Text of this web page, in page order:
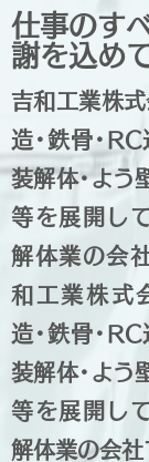
仕事のす
謝を込め
吉和工業株
造･鉄骨･RC
装解体･よう
等を展開し
解体業の会
和工業株式
造･鉄骨･RC
装解体･よう
等を展開し
解体業の会社